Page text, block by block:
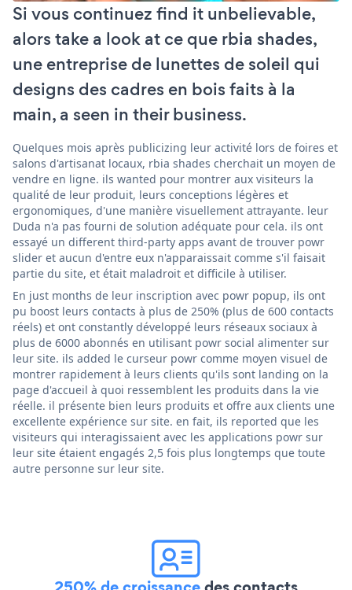
Si vous continuez find it unbelievable,
alors take a look at ce que rbia shades,
une entreprise de lunettes de soleil qui
designs des cadres en bois faits à la
main, a seen in their business.
Quelques mois après publicizing leur activité lors de foires et
salons d'artisanat locaux, rbia shades cherchait un moyen de
vendre en ligne. ils wanted pour montrer aux visiteurs la
qualité de leur produit, leurs conceptions légères et
ergonomiques, d'une manière visuellement attrayante. leur
Duda n'a pas fourni de solution adéquate pour cela. ils ont
essayé un different third-party apps avant de trouver powr
slider et aucun d'entre eux n'apparaissait comme s'il faisait
partie du site, et était maladroit et difficile à utiliser.
En just months de leur inscription avec powr popup, ils ont
pu boost leurs contacts à plus de 250% (plus de 600 contacts
réels) et ont constantly développé leurs réseaux sociaux à
plus de 6000 abonnés en utilisant powr social alimenter sur
leur site. ils added le curseur powr comme moyen visuel de
montrer rapidement à leurs clients qu'ils sont landing on la
page d'accueil à quoi ressemblent les produits dans la vie
réelle. il présente bien leurs produits et offre aux clients une
excellente expérience sur site. en fait, ils reported que les
visiteurs qui interagissaient avec les applications powr sur
leur site étaient engagés 2,5 fois plus longtemps que toute
autre personne sur leur site.